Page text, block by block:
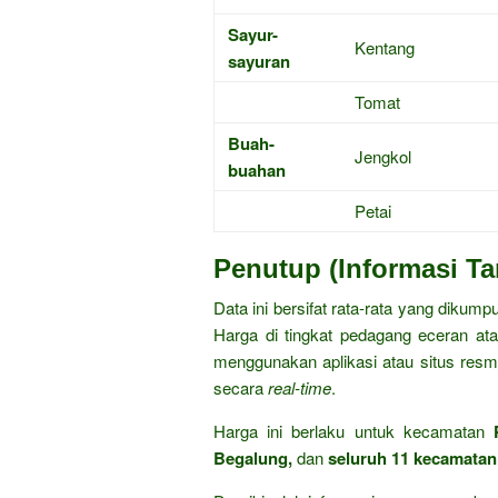
Sayur-
sayuran
Kentang
Tomat
Buah-
buahan
Jengkol
Petai
Penutup (Informasi
Data ini bersifat rata-rata yang
Harga di tingkat pedagang eceran
menggunakan aplikasi atau situs
secarareal-time.
Harga ini berlaku untuk kecamatan
Begalung,danseluruh 11